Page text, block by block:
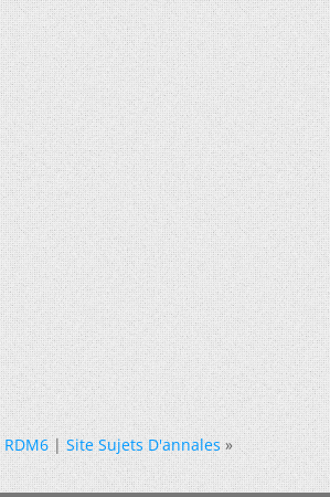
|Site Sujets D'annales »